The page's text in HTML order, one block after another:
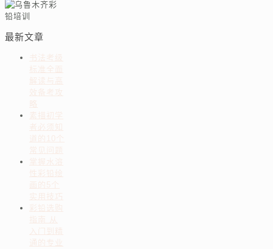
最新文章
书法考级
标准全面
解读与高
效备考攻
略
素描初学
者必须知
道的10个
常见问题
掌握水溶
性彩铅绘
画的5个
实用技巧
彩铅选购
指南 从
入门到精
通的专业